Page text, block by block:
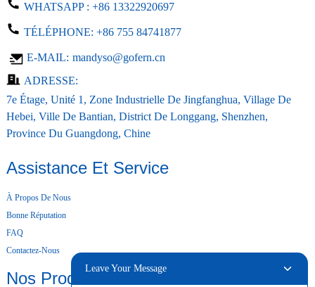
WHATSAPP : +86 13322920697
TÉLÉPHONE: +86 755 84741877
E-MAIL: mandyso@gofern.cn
ADRESSE:
7e Étage, Unité 1, Zone Industrielle De Jingfanghua, Village De
Hebei, Ville De Bantian, District De Longgang, Shenzhen,
Province Du Guangdong, Chine
Assistance Et Service
À Propos De Nous
Bonne Réputation
FAQ
Contactez-Nous
Nos Produits
Leave Your Message